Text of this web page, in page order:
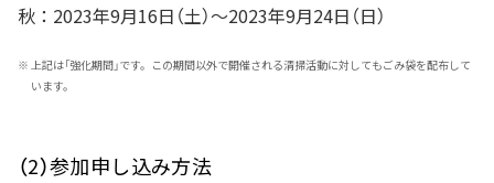
秋：2023年9月16日（土）～2023年9月24日（日）
※ 上記は「強化期間」です。この期間以外で開催される清掃活動に対してもごみ袋を配布して
います。
（2）参加申し込み方法